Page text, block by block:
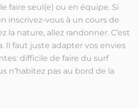
faire seul(e) ou en équipe. Si
inscrivez-vous à un cours de
la nature, allez randonner. C’est
Il faut juste adapter vos envies
difficile de faire du surf
n’habitez pas au bord de la